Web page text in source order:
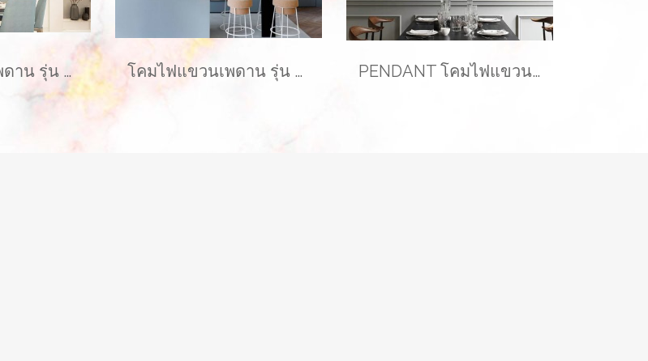
โคมไฟแขวนเพดาน รุ่น GRAYCE EVE-00417 LED 5W โคมไฟแขวนเพดาน รุ่น LATHER EVE-00411 สำหรับใส่หลอด E27 จำนวน 2 ดวง PENDANT โคมไฟแขวนเพดาน รุ่น ABALL สำหรับใส่หลอด E27 จำนวน 1 ดวง